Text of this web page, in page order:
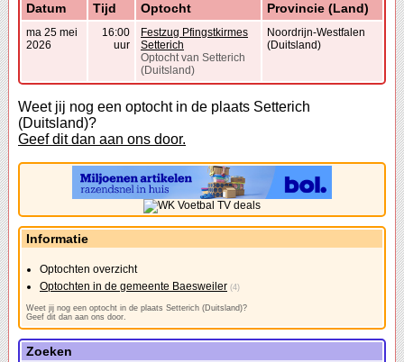
Datum Tijd Optocht Provincie (Land)
ma 25 mei
2026
16:00
uur
Festzug Pfingstkirmes
Setterich
Optocht van Setterich
(Duitsland)
Noordrijn-Westfalen
(Duitsland)
Weet jij nog een optocht in de plaats Setterich
(Duitsland)?
Geef dit dan aan ons door.
Informatie
Optochten overzicht
Optochten in de gemeente Baesweiler (4)
Weet jij nog een optocht in de plaats Setterich (Duitsland)?
Geef dit dan aan ons door.
Zoeken